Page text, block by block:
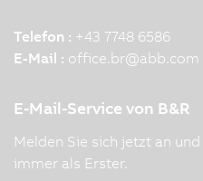
Telefon : +43 7748 6586
E-Mail : office.br@abb.com
E-Mail-Service von B&R
Melden Sie sich jetzt an
immer als Erster.